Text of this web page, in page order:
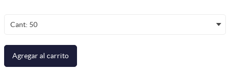
Cant: 50
Agregar al carrito